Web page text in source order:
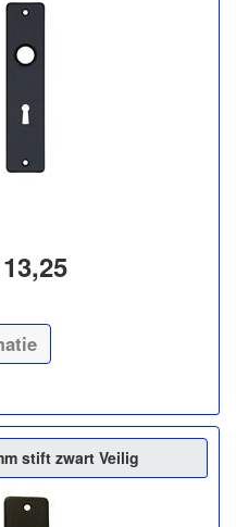
stift zwart Veilig